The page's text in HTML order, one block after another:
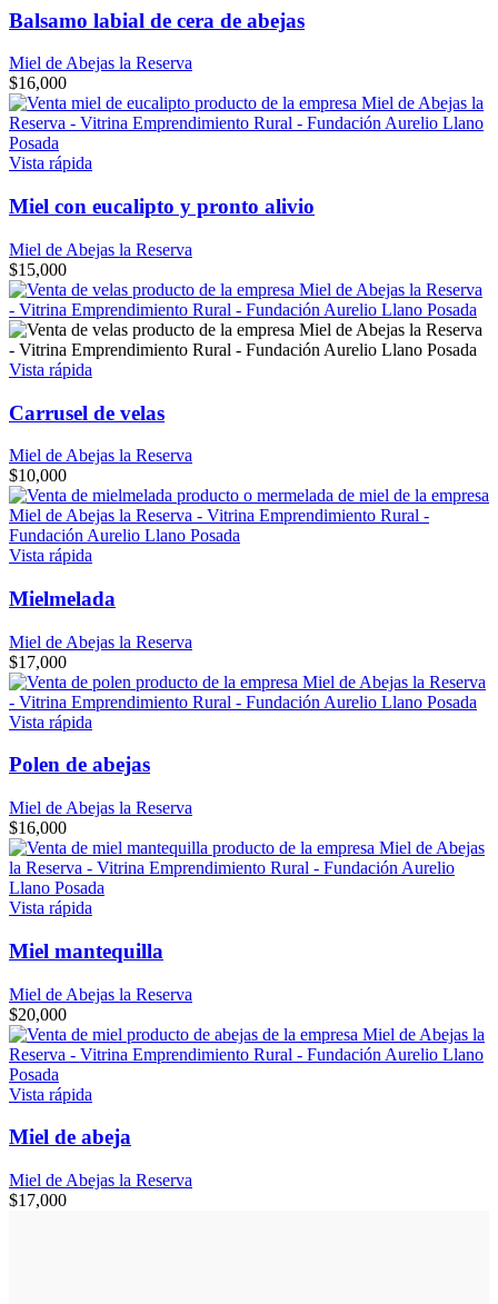
Balsamo labial de cera de abejas
Miel de Abejas la Reserva
$16,000
Vista rápida
Miel con eucalipto y pronto alivio
Miel de Abejas la Reserva
$15,000
Vista rápida
Carrusel de velas
Miel de Abejas la Reserva
$10,000
Vista rápida
Mielmelada
Miel de Abejas la Reserva
$17,000
Vista rápida
Polen de abejas
Miel de Abejas la Reserva
$16,000
Vista rápida
Miel mantequilla
Miel de Abejas la Reserva
$20,000
Vista rápida
Miel de abeja
Miel de Abejas la Reserva
$17,000